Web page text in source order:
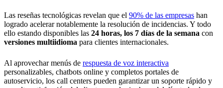
Las reseñas tecnológicas revelan que el 90% de las empresas han
logrado acelerar notablemente la resolución de incidencias. Y todo
ello estando disponibles las 24 horas, los 7 días de la semana con
versiones multiidioma para clientes internacionales.
Al aprovechar menús de respuesta de voz interactiva
personalizables, chatbots online y completos portales de
autoservicio, los call centers pueden garantizar un soporte rápido y